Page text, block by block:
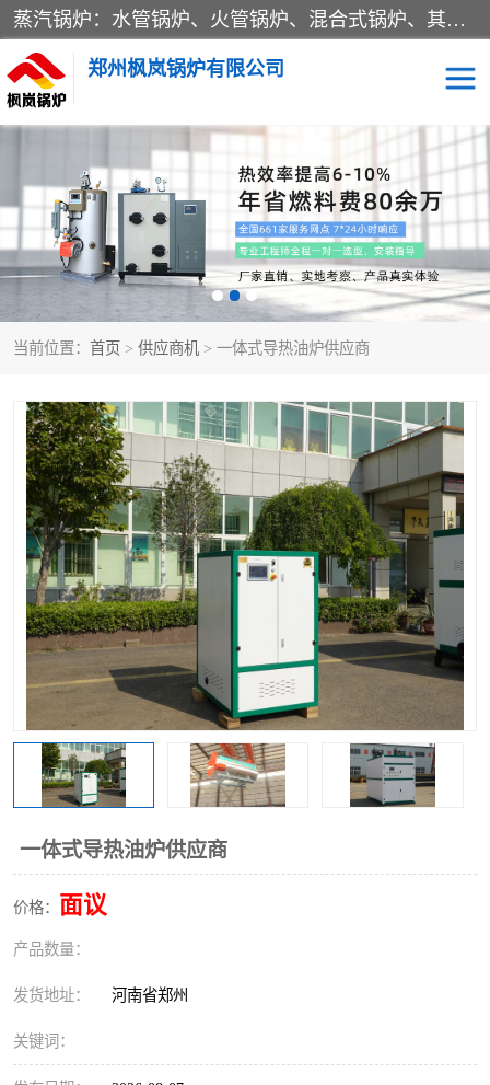
蒸汽锅炉：水管锅炉、火管锅炉、混合式锅炉、其他蒸汽锅炉； 热水锅炉：家用型集中供暖用热水锅炉、其他热水锅炉； 有机热载体锅炉； 船用蒸汽锅炉； （锅炉用辅助设备及装置）蒸汽冷凝器：表面冷凝器、混合式冷凝器、空冷式冷凝器、其他蒸汽冷凝器； 锅炉用辅助设备：节热器、蒸汽收集器、蓄能器、烟垢清除器、气体回收器、泥渣刮除器、空气预热器、其他锅炉用辅助设备；
郑州枫岚锅炉有限公司
当前位置： 首页 > 供应商机 > 一体式导热油炉供应商
一体式导热油炉供应商
价格： 面议
产品数量：
发货地址： 河南省郑州
关键词：